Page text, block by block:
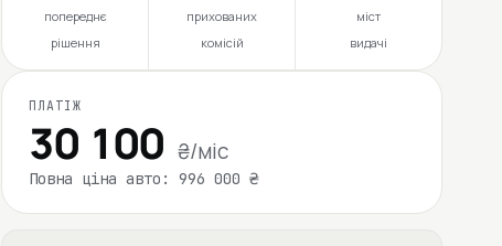
попереднє
рішення
прихованих
комісій
міст
видачі
ПЛАТІЖ
30 100 ₴/міс
Повна ціна авто: 996 000 ₴